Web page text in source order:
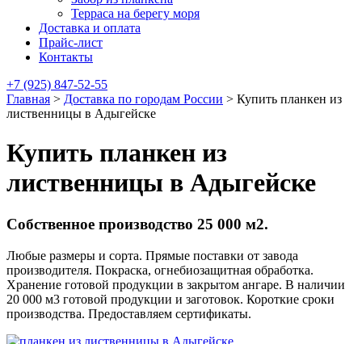
Терраса на берегу моря
Доставка и оплата
Прайс-лист
Контакты
+7 (925) 847-52-55
Главная > Доставка по городам России > Купить планкен из
лиственницы в Адыгейске
Купить планкен из
лиственницы в Адыгейске
Собственное производство 25 000 м2.
Любые размеры и сорта. Прямые поставки от завода
производителя. Покраска, огнебиозащитная обработка.
Хранение готовой продукции в закрытом ангаре. В наличии
20 000 м3 готовой продукции и заготовок. Короткие сроки
производства. Предоставляем сертификаты.